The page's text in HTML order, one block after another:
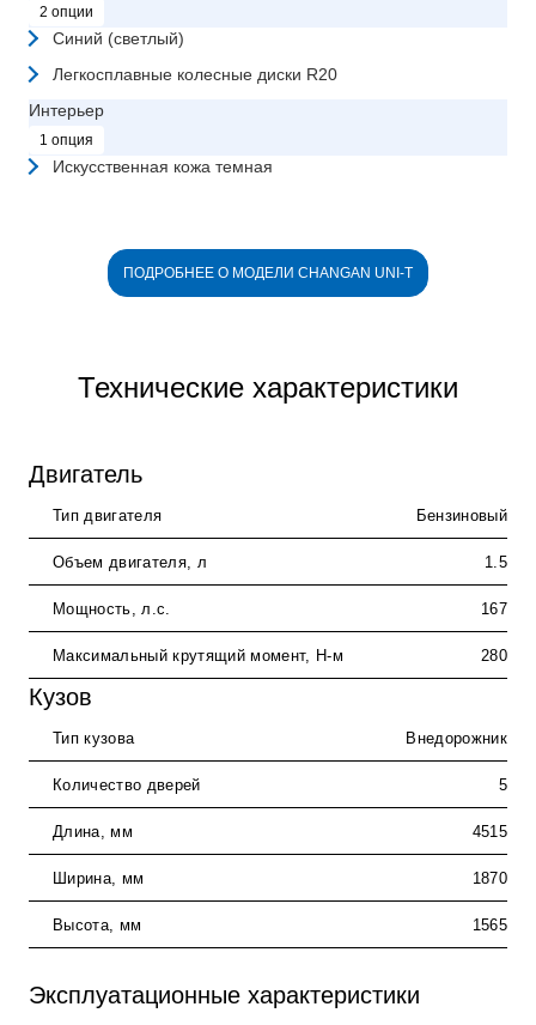
2 опции
Синий (светлый)
Легкосплавные колесные диски R20
Интерьер
1 опция
Искусственная кожа темная
ПОДРОБНЕЕ О МОДЕЛИ CHANGAN UNI-T
Технические характеристики
Двигатель
Тип двигателя Бензиновый
Объем двигателя, л 1.5
Мощность, л.с. 167
Максимальный крутящий момент, Н-м 280
Кузов
Тип кузова Внедорожник
Количество дверей 5
Длина, мм 4515
Ширина, мм 1870
Высота, мм 1565
Эксплуатационные характеристики